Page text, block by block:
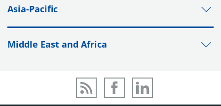
Asia-Pacific
Middle East and Africa